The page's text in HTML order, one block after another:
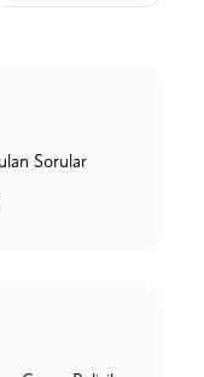
Sorular